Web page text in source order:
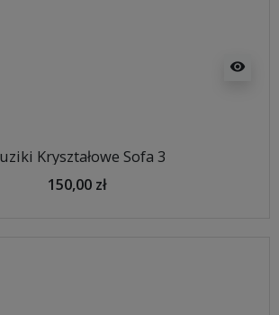
visibility
Kryształowe Sofa 3
150,00 zł